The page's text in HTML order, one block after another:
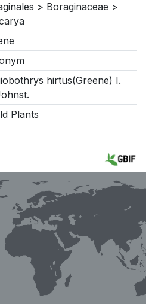
> Boraginaceae >
hirtus(Greene) I.
Plants